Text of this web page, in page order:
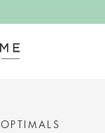
OPTIMALS